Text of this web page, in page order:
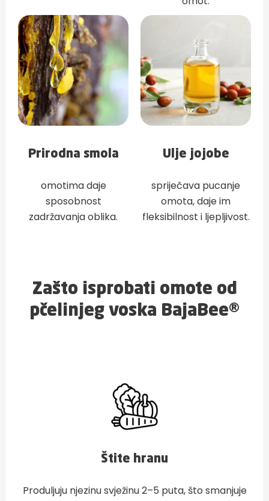
Prirodna smola
omotima daje
sposobnost
zadržavanja oblika.
Ulje jojobe
spriječava pucanje
omota, daje im
fleksibilnost i ljepljivost.
Zašto isprobati omote od
pčelinjeg voska BajaBee®
Štite hranu
Produljuju njezinu svježinu 2–5 puta, što smanjuje